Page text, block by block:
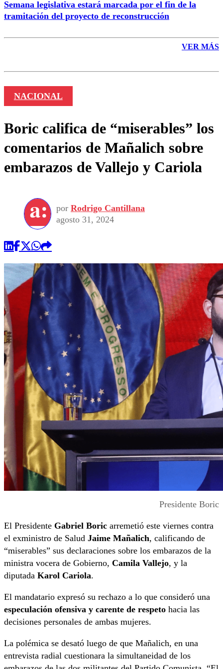
Semana legislativa estará marcada por el fin de la
tramitación del proyecto de reconstrucción
VER MÁS
NACIONAL
Boric califica de “miserables” los
comentarios de Mañalich sobre
embarazos de Vallejo y Cariola
por Rodrigo Cantillana
agosto 31, 2024
Presidente Boric
El Presidente Gabriel Boric arremetió este viernes contra
el exministro de Salud Jaime Mañalich, calificando de
“miserables” sus declaraciones sobre los embarazos de la
ministra vocera de Gobierno, Camila Vallejo, y la
diputada Karol Cariola.
El mandatario expresó su rechazo a lo que consideró una
especulación ofensiva y carente de respeto hacia las
decisiones personales de ambas mujeres.
La polémica se desató luego de que Mañalich, en una
entrevista radial cuestionara la simultaneidad de los